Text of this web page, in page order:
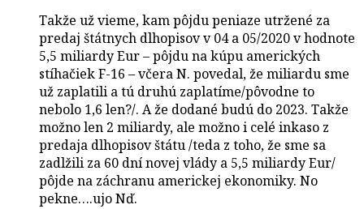
Takže už vieme, kam pôjdu peniaze utržené za
predaj štátnych dlhopisov v 04 a 05/2020 v hodnote
5,5 miliardy Eur – pôjdu na kúpu amerických
stíhačiek F-16 – včera N. povedal, že miliardu sme
už zaplatili a tú druhú zaplatíme/pôvodne to
nebolo 1,6 len?/. A že dodané budú do 2023. Takže
možno len 2 miliardy, ale možno i celé inkaso z
predaja dlhopisov štátu /teda z toho, že sme sa
zadlžili za 60 dní novej vlády a 5,5 miliardy Eur/
pôjde na záchranu americkej ekonomiky. No
pekne….ujo Nď.